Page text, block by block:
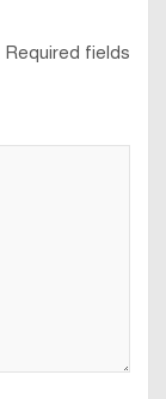
Required fields